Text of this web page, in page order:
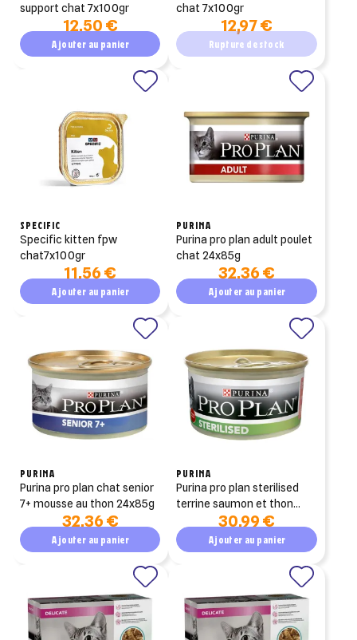
support chat 7x100gr
12,50 €
Ajouter au panier
chat 7x100gr
12,97 €
Rupture de stock
SPECIFIC
specific kitten fpw
chat7x100gr
11,56 €
Ajouter au panier
PURINA
purina pro plan adult poulet
chat 24x85g
32,36 €
Ajouter au panier
PURINA
purina pro plan chat senior
7+ mousse au thon 24x85g
32,36 €
Ajouter au panier
PURINA
purina pro plan sterilised
terrine saumon et thon
30,99 €
Ajouter au panier